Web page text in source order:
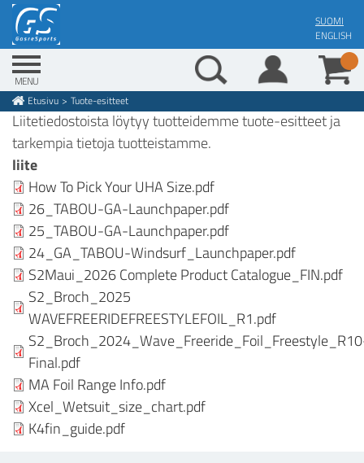
Skip
main
content
SUOMI
ENGLISH
MENU
Breadcrumb
Etusivu Tuote-esitteet
Liitetiedostoista löytyy tuotteidemme tuote-esitteet ja
tarkempia tietoja tuotteistamme.
liite
How To Pick Your UHA Size.pdf
26_TABOU-GA-Launchpaper.pdf
25_TABOU-GA-Launchpaper.pdf
24_GA_TABOU-Windsurf_Launchpaper.pdf
S2Maui_2026 Complete Product Catalogue_FIN.pdf
S2_Broch_2025
WAVEFREERIDEFREESTYLEFOIL_R1.pdf
Final.pdf
MA Foil Range Info.pdf
Xcel_Wetsuit_size_chart.pdf
K4fin_guide.pdf